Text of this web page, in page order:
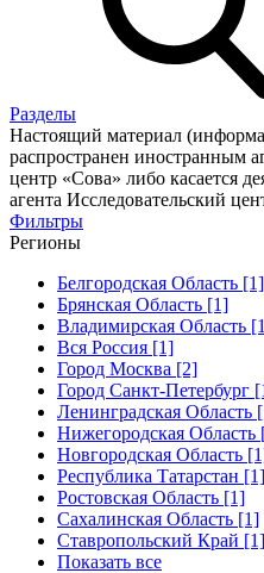
Разделы
Настоящий материал
распространен иностранным
центр «Сова» либо касается
агента Исследовательский
Фильтры
Регионы
Белгородская Область [1]
Брянская Область [1]
Владимирская Область
Вся Россия [1]
Город Москва [2]
Город Санкт-Петербург
Ленинградская Область
Нижегородская Область
Новгородская Область
Республика Татарстан [1]
Ростовская Область [1]
Сахалинская Область [1]
Ставропольский Край [1]
Показать все